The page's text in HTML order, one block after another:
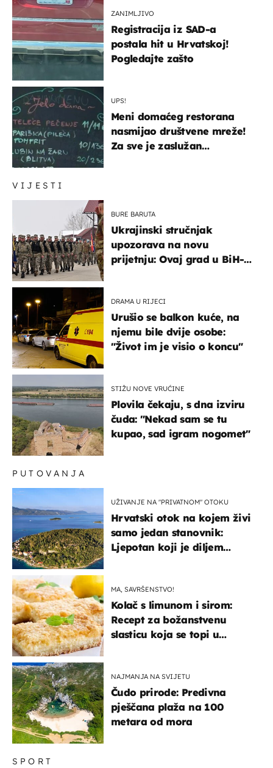
VIJESTI
BURE BARUTA
Ukrajinski stručnjak
upozorava na novu
prijetnju: Ovaj grad u BiH-u
DRAMA U RIJECI
Urušio se balkon kuće, na
njemu bile dvije osobe:
"Život im je visio o koncu"
STIŽU NOVE VRUĆINE
Plovila čekaju, s dna izviru
čuda: "Nekad sam se tu
kupao, sad igram nogomet"
ZANIMLJIVO
Registracija iz SAD-a
postala hit u Hrvatskoj!
Pogledajte zašto
UPS!
Meni domaćeg restorana
nasmijao društvene mreže!
Za sve je zaslužan
SPORT
PUTOVANJA
UŽIVANJE NA "PRIVATNOM" OTOKU
Hrvatski otok na kojem živi
samo jedan stanovnik:
Ljepotan koji je diljem
MA, SAVRŠENSTVO!
Kolač s limunom i sirom:
Recept za božanstvenu
slasticu koja se topi u
NAJMANJA NA SVIJETU
Čudo prirode: Predivna
pješčana plaža na 100
metara od mora